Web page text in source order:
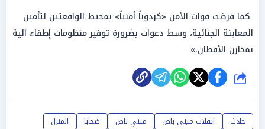
كما فرضت قوات الأمن «كردوناً أمنياً» بمحيط الواقعتين لتأمين
المعاينة الجنائية، وسط دعوات بضرورة توفير منظومات إطفاء آلية
بمخازن الأقطان.»
شارك
حادث انقلاب ميني باص ميني باص ضحايا
المنزل